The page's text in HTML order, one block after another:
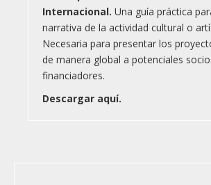
Internacional. Una guía práctica
narrativa de la actividad cultural o
Necesaria para presentar los
de manera global a potenciales
financiadores.
Descargar aquí.